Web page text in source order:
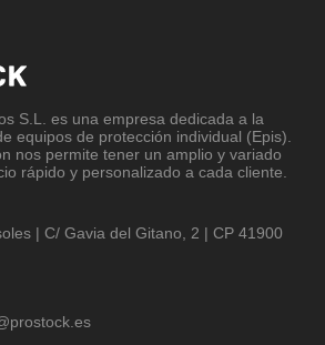
S.L
. es una empresa dedicada a la
equipos de protección individual (Epis).
nos permite tener un amplio y variado
rápido y personalizado a cada cliente.
| C/ Gavia del Gitano, 2 | CP 41900